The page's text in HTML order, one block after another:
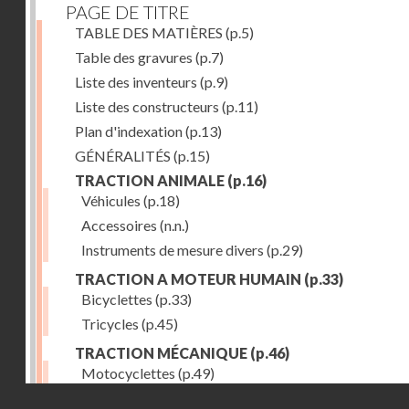
PAGE DE TITRE
TABLE DES MATIÈRES (p.5)
Table des gravures (p.7)
Liste des inventeurs (p.9)
Liste des constructeurs (p.11)
Plan d'indexation(p.13)
GÉNÉRALITÉS (p.15)
TRACTION ANIMALE (p.16)
Véhicules (p.18)
Accessoires (n.n.)
Instruments de mesure divers (p.29)
TRACTION A MOTEUR HUMAIN (p.33)
Bicyclettes (p.33)
Tricycles (p.45)
TRACTION MÉCANIQUE (p.46)
Motocyclettes (p.49)